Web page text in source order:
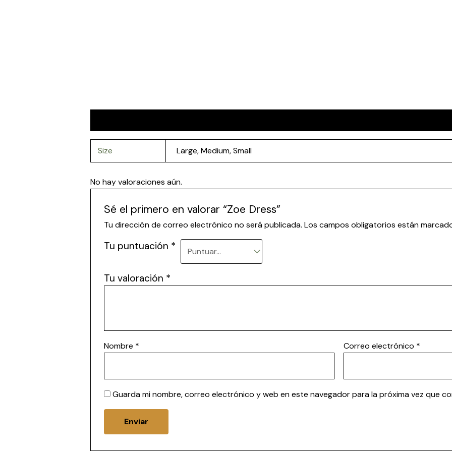
Size Large,Medium,Small
No hay valoraciones aún.
Sé el primero en valorar “Zoe Dress”
Tu dirección de correo electrónico no será publicada. Los campos obligatorios están
Tu puntuación *
Tu valoración *
Nombre * Correo electrónico *
Guarda mi nombre, correo electrónico y web en este navegador para la próxima vez que